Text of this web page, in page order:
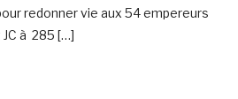
redonner vie aux 54 empereurs
JC à 285 […]